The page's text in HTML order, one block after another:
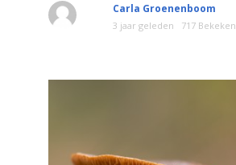
Carla Groenenboom
3 jaar geleden 717 Bekeken